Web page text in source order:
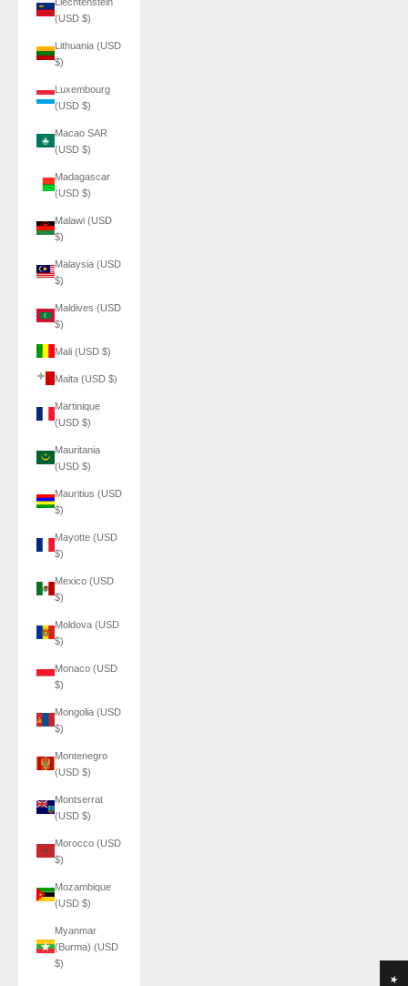
(USD $)
Lithuania (USD
$)
Luxembourg
(USD $)
Macao SAR
(USD $)
Madagascar
(USD $)
Malawi (USD
$)
Malaysia (USD
$)
Maldives (USD
$)
Mali (USD $)
Malta (USD $)
Martinique
(USD $)
Mauritania
(USD $)
Mauritius (USD
$)
Mayotte (USD
$)
Mexico (USD
$)
Moldova (USD
$)
Monaco (USD
$)
Mongolia (USD
$)
Montenegro
(USD $)
Montserrat
(USD $)
Morocco (USD
$)
Mozambique
(USD $)
Myanmar
(Burma) (USD
$)